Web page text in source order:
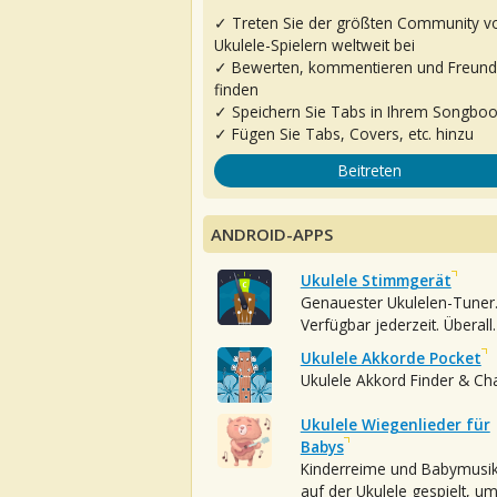
✓ Treten Sie der größten Community
Ukulele-Spielern weltweit bei
✓ Bewerten, kommentieren und
finden
✓ Speichern Sie Tabs in Ihrem
✓ Fügen Sie Tabs, Covers, etc. hinzu
Beitreten
ANDROID-APPS
Ukulele Stimmgerät
Genauester Ukulelen-Tuner.
Verfügbar jederzeit. Überall.
Ukulele Akkorde Pocket
Ukulele Akkord Finder &
Ukulele Wiegenlieder für
Babys
Kinderreime und
auf der Ukulele gespielt, um